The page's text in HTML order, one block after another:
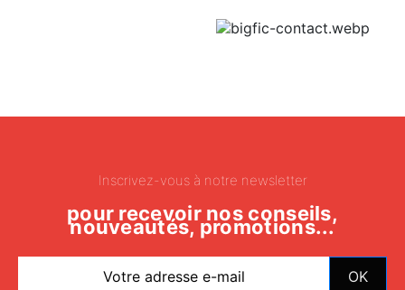
Inscrivez-vous à notre newsletter
pour recevoir nos conseils,
nouveautés, promotions...